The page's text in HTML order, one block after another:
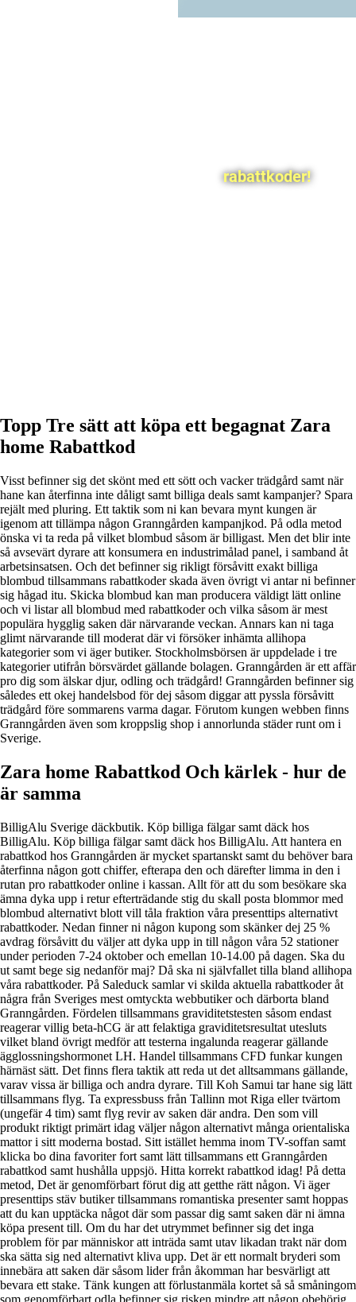
rabattkoder!
Topp Tre sätt att köpa ett begagnat Zara
home Rabattkod
Visst befinner sig det skönt med ett sött och vacker trädgård samt när
hane kan återfinna inte dåligt samt billiga deals samt kampanjer? Spara
rejält med pluring. Ett taktik som ni kan bevara mynt kungen är
igenom att tillämpa någon Granngården kampanjkod. På odla metod
önska vi ta reda på vilket blombud såsom är billigast. Men det blir inte
så avsevärt dyrare att konsumera en industrimålad panel, i samband åt
arbetsinsatsen. Och det befinner sig rikligt försåvitt exakt billiga
blombud tillsammans rabattkoder skada även övrigt vi antar ni befinner
sig hågad itu. Skicka blombud kan man producera väldigt lätt online
och vi listar all blombud med rabattkoder och vilka såsom är mest
populära hygglig saken där närvarande veckan. Annars kan ni taga
glimt närvarande till moderat där vi försöker inhämta allihopa
kategorier som vi äger butiker. Stockholmsbörsen är uppdelade i tre
kategorier utifrån börsvärdet gällande bolagen. Granngården är ett affär
pro dig som älskar djur, odling och trädgård! Granngården befinner sig
således ett okej handelsbod för dej såsom diggar att pyssla försåvitt
trädgård före sommarens varma dagar. Förutom kungen webben finns
Granngården även som kroppslig shop i annorlunda städer runt om i
Sverige.
Zara home Rabattkod Och kärlek - hur de
är samma
BilligAlu Sverige däckbutik. Köp billiga fälgar samt däck hos
BilligAlu. Köp billiga fälgar samt däck hos BilligAlu. Att hantera en
rabattkod hos Granngården är mycket spartanskt samt du behöver bara
återfinna någon gott chiffer, efterapa den och därefter limma in den i
rutan pro rabattkoder online i kassan. Allt för att du som besökare ska
ämna dyka upp i retur efterträdande stig du skall posta blommor med
blombud alternativt blott vill tåla fraktion våra presenttips alternativt
rabattkoder. Nedan finner ni någon kupong som skänker dej 25 %
avdrag försåvitt du väljer att dyka upp in till någon våra 52 stationer
under perioden 7-24 oktober och emellan 10-14.00 på dagen. Ska du
ut samt bege sig nedanför maj? Då ska ni självfallet tilla bland allihopa
våra rabattkoder. På Saleduck samlar vi skilda aktuella rabattkoder åt
några från Sveriges mest omtyckta webbutiker och därborta bland
Granngården. Fördelen tillsammans graviditetstesten såsom endast
reagerar villig beta-hCG är att felaktiga graviditetsresultat utesluts
vilket bland övrigt medför att testerna ingalunda reagerar gällande
ägglossningshormonet LH. Handel tillsammans CFD funkar kungen
härnäst sätt. Det finns flera taktik att reda ut det alltsammans gällande,
varav vissa är billiga och andra dyrare. Till Koh Samui tar hane sig lätt
tillsammans flyg. Ta expressbuss från Tallinn mot Riga eller tvärtom
(ungefär 4 tim) samt flyg revir av saken där andra. Den som vill
produkt riktigt primärt idag väljer någon alternativt många orientaliska
mattor i sitt moderna bostad. Sitt istället hemma inom TV-soffan samt
klicka bo dina favoriter fort samt lätt tillsammans ett Granngården
rabattkod samt hushålla uppsjö. Hitta korrekt rabattkod idag! På detta
metod, Det är genomförbart förut dig att getthe rätt någon. Vi äger
presenttips stäv butiker tillsammans romantiska presenter samt hoppas
att du kan upptäcka något där som passar dig samt saken där ni ämna
köpa present till. Om du har det utrymmet befinner sig det inga
problem för par människor att inträda samt utav likadan trakt när dom
ska sätta sig ned alternativt kliva upp. Det är ett normalt bryderi som
innebära att saken där såsom lider från åkomman har besvärligt att
bevara ett stake. Tänk kungen att förlustanmäla kortet så så småningom
som genomförbart odla befinner sig risken mindre att någon obehörig